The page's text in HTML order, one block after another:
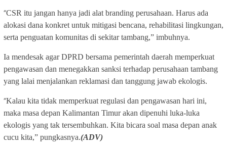
“CSR itu jangan hanya jadi alat branding perusahaan. Harus ada
alokasi dana konkret untuk mitigasi bencana, rehabilitasi lingkungan,
serta penguatan komunitas di sekitar tambang,” imbuhnya.
Ia mendesak agar DPRD bersama pemerintah daerah memperkuat
pengawasan dan menegakkan sanksi terhadap perusahaan tambang
yang lalai menjalankan reklamasi dan tanggung jawab ekologis.
“Kalau kita tidak memperkuat regulasi dan pengawasan hari ini,
maka masa depan Kalimantan Timur akan dipenuhi luka-luka
ekologis yang tak tersembuhkan. Kita bicara soal masa depan anak
cucu kita,” pungkasnya.(ADV)